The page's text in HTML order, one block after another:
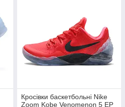
Кросівки баскетбольні Nike
Zoom Kobe Venomenon 5 EP